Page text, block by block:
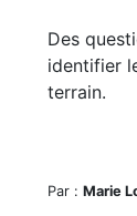
Des
identifier
terrain.
Par : Marie